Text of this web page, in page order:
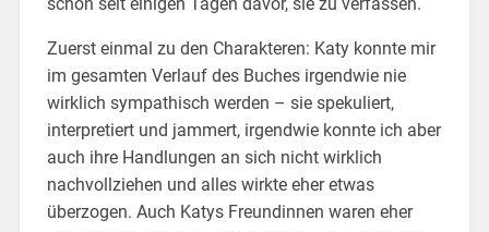
Zuerst einmal zu den Charakteren: Katy konnte mir
im gesamten Verlauf des Buches irgendwie nie
wirklich sympathisch werden – sie spekuliert,
interpretiert und jammert, irgendwie konnte ich aber
auch ihre Handlungen an sich nicht wirklich
nachvollziehen und alles wirkte eher etwas
überzogen. Auch Katys Freundinnen waren eher